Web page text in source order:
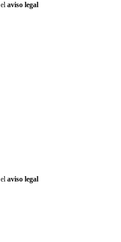
aviso legal
aviso legal